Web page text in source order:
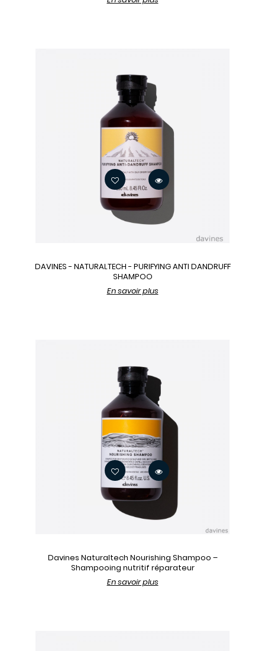
DAVINES - NATURALTECH - PURIFYING ANTI DANDRUFF
SHAMPOO
En savoir plus
Davines Naturaltech Nourishing Shampoo –
Shampooing nutritif réparateur
En savoir plus